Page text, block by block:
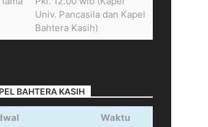
Univ. Pancasila dan Kapel
Bahtera Kasih)
BAHTERA KASIH
Waktu